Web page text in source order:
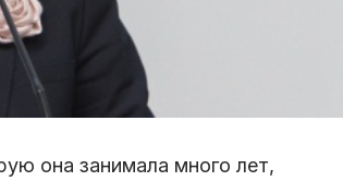
она занимала много лет,